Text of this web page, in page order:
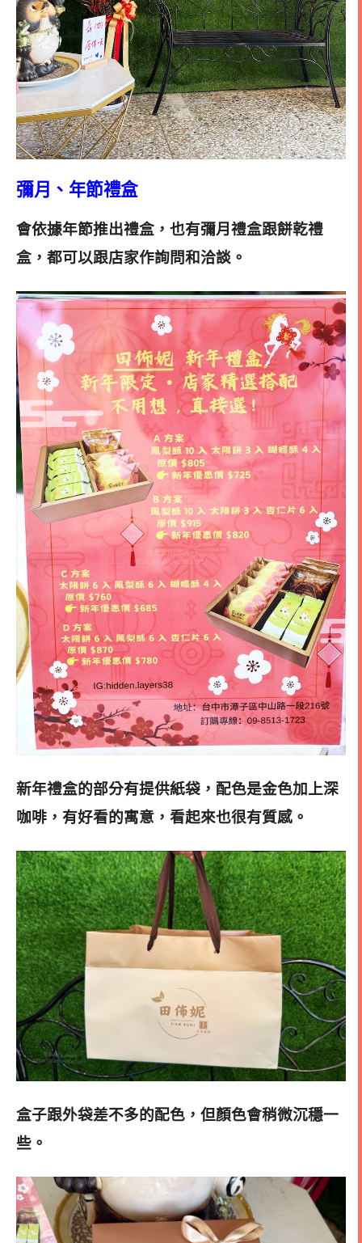
彌月、年節禮盒
會依據年節推出禮盒，也有彌月禮盒跟餅乾禮
盒，都可以跟店家作詢問和洽談 。
新年禮盒的部分有提供紙袋，配色是金色加上深
咖啡，有好看的寓意，看起來也很有質感 。
盒子跟外袋差不多的配色，但顏色會稍微沉穩一
些。